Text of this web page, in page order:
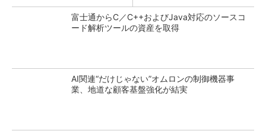
富士通からC／C++およびJava対応のソースコ
ード解析ツールの資産を取得
AI関連“だけじゃない”オムロンの制御機器事
業、地道な顧客基盤強化が結実